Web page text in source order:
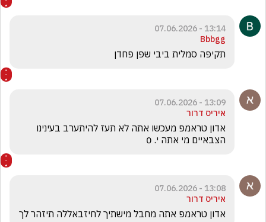
13:14 - 07.06.2026
Bbbgg
תקיפה סמלית ביבי שפן פחדן
13:09 - 07.06.2026
איריס דרור
הצבאיים מי אתה י. 0
13:08 - 07.06.2026
איריס דרור
אדון טראמפ אתה מחבל מישתיך לחיזבאללה תיזהר לך